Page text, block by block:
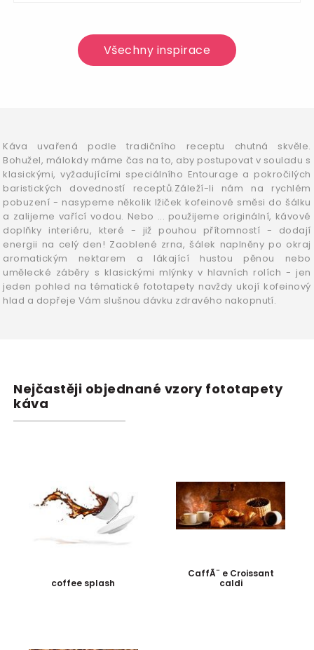
Všechny inspirace
Káva uvařená podle tradičního receptu chutná skvěle.
Bohužel, málokdy máme čas na to, aby postupovat v souladu s
klasickými, vyžadujícími speciálního Entourage a pokročilých
baristických dovedností receptů.Záleží-li nám na rychlém
pobuzení - nasypeme několik lžiček kofeinové směsi do šálku
a zalijeme vařící vodou. Nebo ... použijeme originální, kávové
doplňky interiéru, které - již pouhou přítomností - dodají
energii na celý den! Zaoblené zrna, šálek naplněny po okraj
aromatickým nektarem a lákající hustou pěnou nebo
umělecké záběry s klasickými mlýnky v hlavních rolích - jen
jeden pohled na tématické fototapety navždy ukojí kofeinový
hlad a dopřeje Vám slušnou dávku zdravého nakopnutí.
Nejčastěji objednané vzory fototapety
káva
coffee splash
CaffÃ¨ e Croissant
caldi